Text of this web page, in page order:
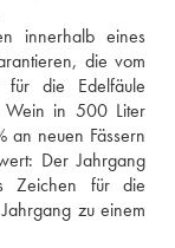
innerhalb eines
die vom
für die Edelfäule
Wein in 500 Liter
an neuen Fässern
Der Jahrgang
Zeichen für die
zu einem